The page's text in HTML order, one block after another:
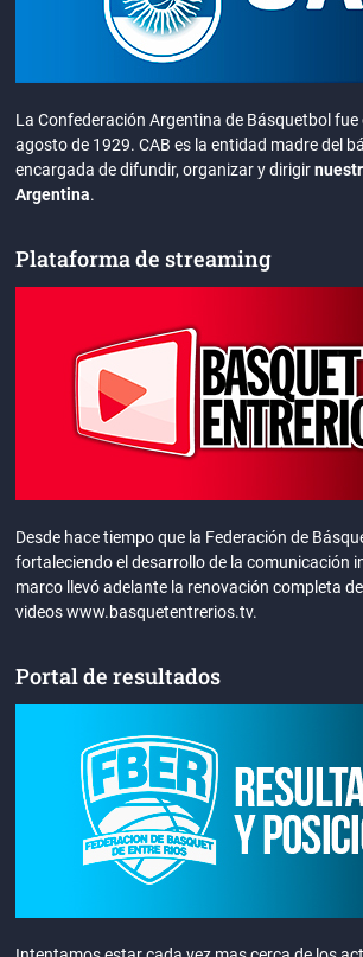
La Confederación Argentina de Básquetbol
agosto de 1929. CAB es la entidad madre del
encargada de difundir, organizar y dirigir
Argentina.
Plataforma de streaming
Desde hace tiempo que la Federación de
fortaleciendo el desarrollo de la comunicación
marco llevó adelante la renovación completa
videos www.basquetentrerios.tv.
Portal de resultados